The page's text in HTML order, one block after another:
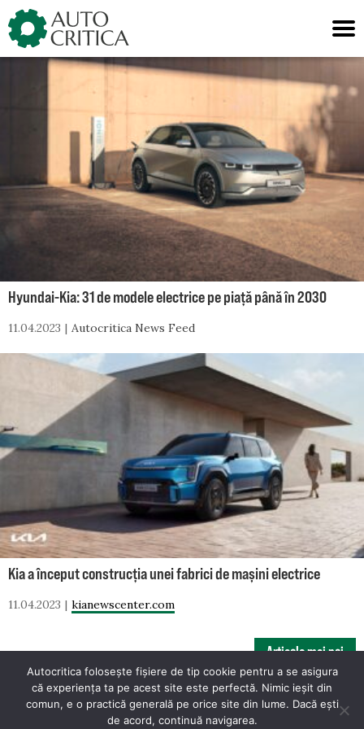
Skip
to
content
Hyundai-Kia: 31 de modele electrice pe piață până în 2030
11.04.2023 Autocritica News Feed
Kia a început construcția unei fabrici de mașini electrice
11.04.2023 kianewscenter.com
NAVIGARE
ȘTIRI
Articole mai noi
© 2026 Autocritica. Toate drepturile rezervate.
Autocritica folosește fișiere de tip cookie pentru a se asigura
că experiența ta pe acest site este perfectă. Nimic ieșit din
comun, e o practică generală pe orice site din lume. Dacă ești
de acord, continuă navigarea.